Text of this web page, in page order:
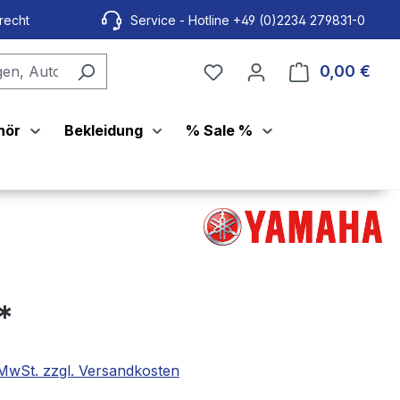
Service - Hotline +49 (0)2234 279831-0
0,00 €
Bekleidung % Sale %
zzgl. Versandkosten